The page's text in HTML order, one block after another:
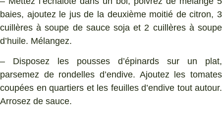
baies, ajoutez le jus de la deuxième moitié de citron, 3
cuillères à soupe de sauce soja et 2 cuillères à soupe
d’huile. Mélangez.
– Disposez les pousses d’épinards sur un plat,
parsemez de rondelles d’endive. Ajoutez les tomates
coupées en quartiers et les feuilles d’endive tout autour.
Arrosez de sauce.